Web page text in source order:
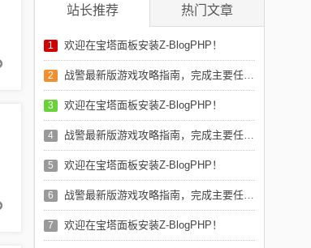
站长推荐 热门文章
1 欢迎在宝塔面板安装Z-BlogPHP！
2 战警最新版游戏攻略指南，完成主要任务攻略及游戏指南
3 欢迎在宝塔面板安装Z-BlogPHP！
4 战警最新版游戏攻略指南，完成主要任务攻略及游戏指南
5 欢迎在宝塔面板安装Z-BlogPHP！
6 战警最新版游戏攻略指南，完成主要任务攻略及游戏指南
7 欢迎在宝塔面板安装Z-BlogPHP！